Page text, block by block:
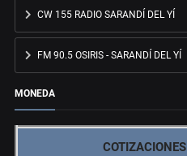
CW 155 RADIO SARANDÍ DEL YÍ
FM 90.5 OSIRIS - SARANDÍ DEL YÍ
MONEDA
COTIZACIONES